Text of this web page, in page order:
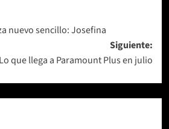
nuevo sencillo: Josefina
Siguiente:
Lo que llega a Paramount Plus en julio